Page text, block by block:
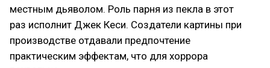
местным дьяволом. Роль парня из пекла в этот
раз исполнит Джек Кеси. Создатели картины при
производстве отдавали предпочтение
практическим эффектам, что для хоррора